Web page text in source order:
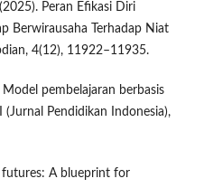
Peran Efikasi Diri
Berwirausaha Terhadap Niat
4(12), 11922–11935.
pembelajaran berbasis
(Jurnal Pendidikan Indonesia),
futures: A blueprint for